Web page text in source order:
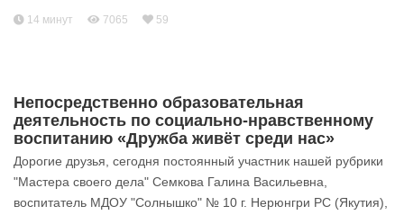
14 минут 7065 59
Непосредственно образовательная
деятельность по социально-нравственному
воспитанию «Дружба живёт среди нас»
Дорогие друзья, сегодня постоянный участник нашей рубрики
"Мастера своего дела" Семкова Галина Васильевна,
воспитатель МДОУ "Солнышко" № 10 г. Нерюнгри РС (Якутия),